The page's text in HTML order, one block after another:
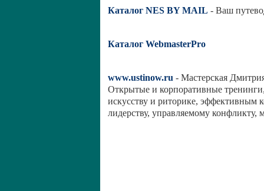
Каталог NES BY MAIL - Ваш
Каталог WebmasterPro
www.ustinow.ru - Мастерская
Открытые и корпоративные
искусству и риторике, эффективным
лидерству, управляемому конфликту,